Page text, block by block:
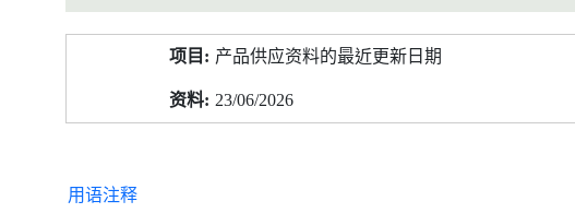
产品供应资料的最近更新日期
23/06/2026
用语注释